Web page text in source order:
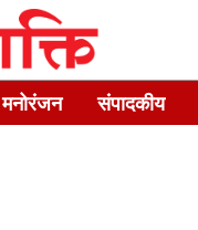
मनोरंजन संपादकीय